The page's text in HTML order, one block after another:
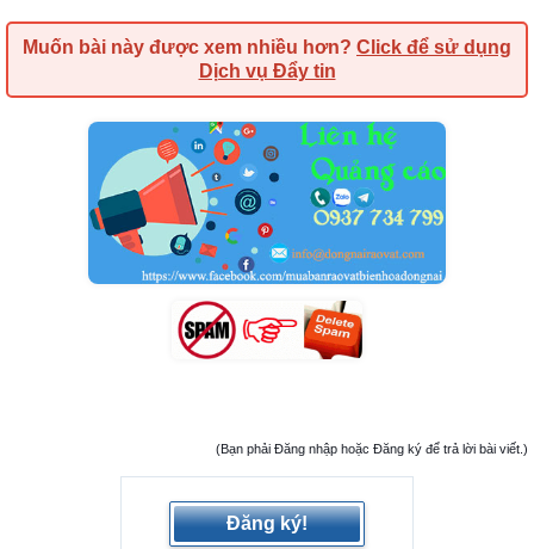
Muốn bài này được xem nhiều hơn? Click để sử dụng
Dịch vụ Đẩy tin
(Bạn phải Đăng nhập hoặc Đăng ký để trả lời bài viết.)
Đăng ký!